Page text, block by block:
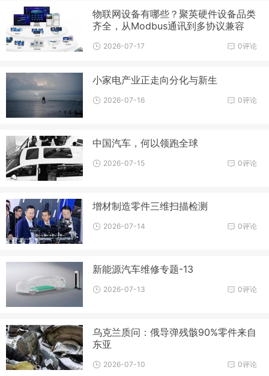
物联网设备有哪些？聚英硬件设备品类
齐全，从Modbus通讯到多协议兼容
0评论
2026-07-17
小家电产业正走向分化与新生
0评论
2026-07-16
中国汽车，何以领跑全球
0评论
2026-07-15
增材制造零件三维扫描检测
0评论
2026-07-14
新能源汽车维修专题-13
0评论
2026-07-13
乌克兰质问：俄导弹残骸90%零件来自
东亚
0评论
2026-07-10